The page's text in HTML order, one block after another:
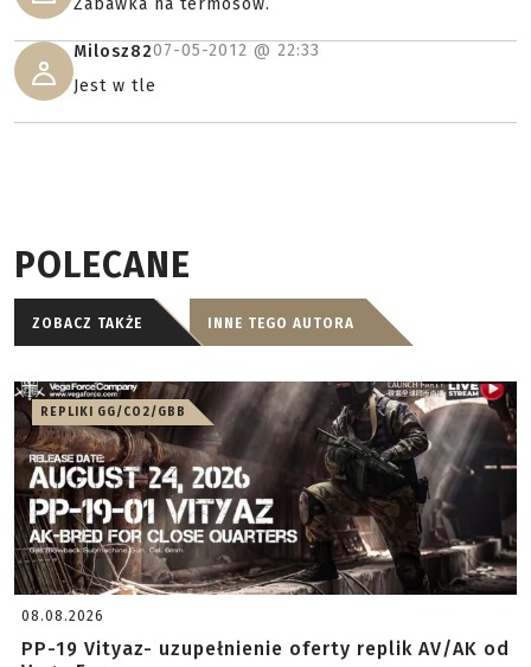
Zabawka na termosów.
Milosz8207-05-2012 @ 22:33
Jest w tle
POLECANE
ZOBACZ TAKŻE INNE TEGO AUTORA
REPLIKI GG/CO2/GBB
08.08.2026
PP-19 Vityaz- uzupełnienie oferty replik AV/AK od